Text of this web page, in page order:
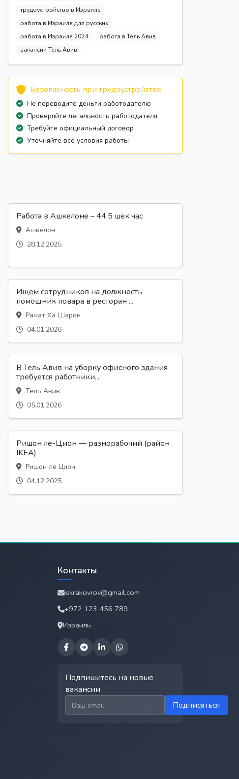
трудоустройство в Израиле
работа в Израиле для русских
работа в Израиле 2024
работа в Тель Авив
вакансии Тель Авив
Безопасность при трудоустройстве
Не переводите деньги работодателю
Проверяйте легальность работодателя
Требуйте официальный договор
Уточняйте все условия работы
Работа в Ашкелоне – 44.5 шек час
Ашкелон
28.12.2025
Ищем сотрудников на должность
помощник повара в ресторан ...
Рамат Ха Шарон
04.01.2026
В Тель Авив на уборку офисного здания
требуется работники...
Тель Авив
05.01.2026
Ришон ле-Цион — разнорабочий (район
IKEA)
Ришон ле Цион
04.12.2025
Контакты
iskrakovrov@gmail.com
+972 123 456 789
Израиль
Подпишитесь на новые
вакансии
Email для подписки
Подписаться